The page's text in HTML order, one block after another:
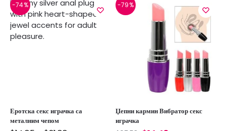
-74%
Еротска секс играчка са
металним чепом
-79%
Џепни кармин Вибратор секс
играчка